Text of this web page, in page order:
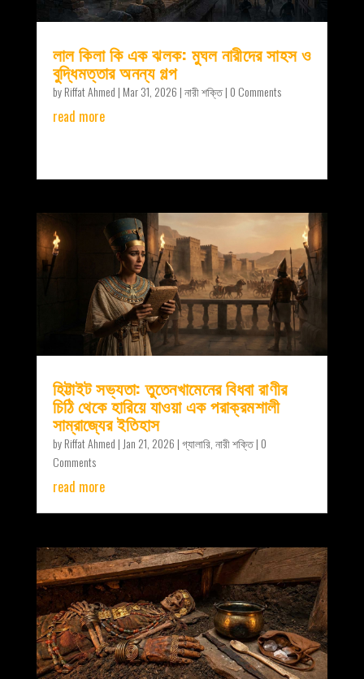
লাল কিলা কি এক ঝলক: মুঘল নারীদের সাহস ও
বুদ্ধিমত্তার অনন্য গল্প
byRiffat Ahmed | Mar 31, 2026 |নারী শক্তি| 0 Comments
read more
হিট্টাইট সভ্যতা: তুতেনখামেনের বিধবা রাণীর
চিঠি থেকে হারিয়ে যাওয়া এক পরাক্রমশালী
সাম্রাজ্যের ইতিহাস
byRiffat Ahmed | Jan 21, 2026 |গ্যালারি,নারী শক্তি| 0
Comments
read more